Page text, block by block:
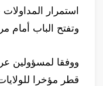
استمرار
وتفتح الباب أمام
ووفقا لمسؤولين
قطر مؤخرا